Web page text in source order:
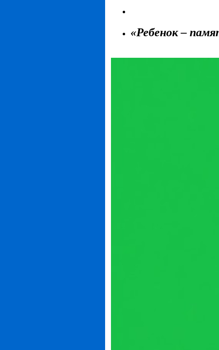
«Ребенок –